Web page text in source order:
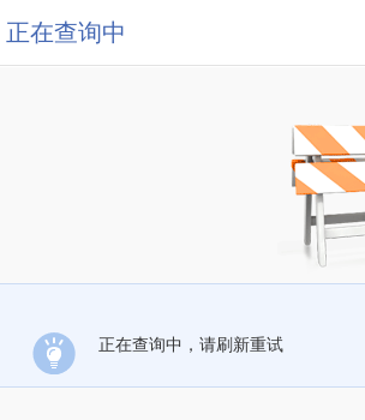
正在查询中
正在查询中，请刷新重试